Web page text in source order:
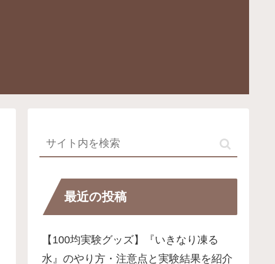
最近の投稿
【100均実験グッズ】『いきなり凍る
水』のやり方・注意点と実験結果を紹介